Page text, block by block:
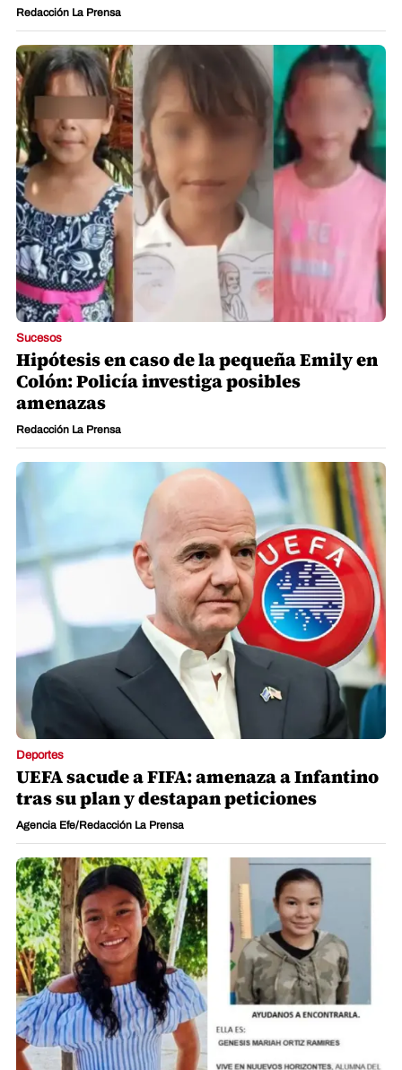
Redacción La Prensa
Sucesos
Hipótesis en caso de la pequeña Emily en
Colón: Policía investiga posibles
amenazas
Redacción La Prensa
Deportes
UEFA sacude a FIFA: amenaza a Infantino
tras su plan y destapan peticiones
Agencia Efe/Redacción La Prensa